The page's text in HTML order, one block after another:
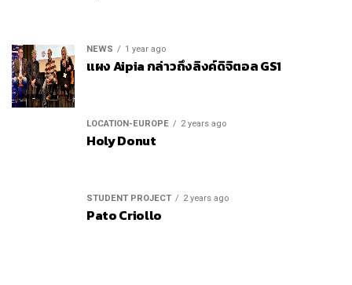
NEWS 1 year ago
แผง Aipia กล่าวถึงลิงค์ดิจิตอล GS1
LOCATION-EUROPE 2 years ago
Holy Donut
STUDENT PROJECT 2 years ago
Pato Criollo